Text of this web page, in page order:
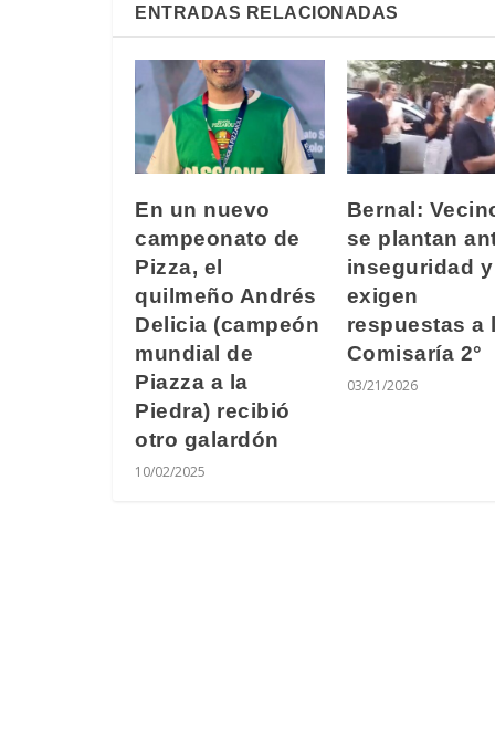
ENTRADAS RELACIONADAS
En un nuevo
campeonato de
Pizza, el
quilmeño Andrés
Delicia (campeón
mundial de
Piazza a la
Piedra) recibió
otro galardón
10/02/2025
Bernal:
se plantan
inseguridad y
exigen
respuestas a
Comisaría 2°
03/21/2026